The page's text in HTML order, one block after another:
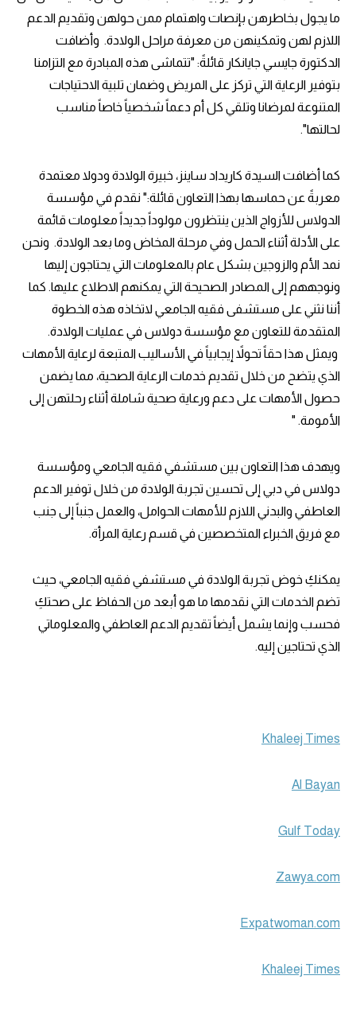
ما يجول بخاطرهن بإنصات واهتمام ممن حولهن وتقديم الدعم
اللازم لهن وتمكينهن من معرفة مراحل الولادة. وأضافت
الدكتورة جايسي جايانكار قائلةً: "تتماشى هذه المبادرة مع التزامنا
بتوفير الرعاية التي تركز على المريض وضمان تلبية الاحتياجات
المتنوعة لمرضانا وتلقي كل أم دعماً شخصياً خاصاً مناسب
لحالتها".
كما أضافت السيدة كاريداد ساينز، خبيرة الولادة ودولا معتمدة
معربةً عن حماسها بهذا التعاون قائلة:" نقدم في مؤسسة
الدولاس للأزواج الذين ينتظرون مولوداً جديداً معلومات قائمة
على الأدلة أثناء الحمل وفي مرحلة المخاض وما بعد الولادة. ونحن
نمد الأم والزوجين بشكل عام بالمعلومات التي يحتاجون إليها
ونوجههم إلى المصادر الصحيحة التي يمكنهم الاطلاع عليها. كما
أننا نثني على مستشفى فقيه الجامعي لاتخاذه هذه الخطوة
المتقدمة للتعاون مع مؤسسة دولاس في عمليات الولادة.
ويمثل هذا حقاً تحولاً إيجابياً في الأساليب المتبعة لرعاية الأمهات
الذي يتضح من خلال تقديم خدمات الرعاية الصحية، مما يضمن
حصول الأمهات على دعم ورعاية صحية شاملة أثناء رحلتهن إلى
الأمومة. "
ويهدف هذا التعاون بين مستشفي فقيه الجامعي ومؤسسة
دولاس في دبي إلى تحسين تجربة الولادة من خلال توفير الدعم
العاطفي والبدني اللازم للأمهات الحوامل، والعمل جنباً إلى جنب
مع فريق الخبراء المتخصصين في قسم رعاية المرأة.
يمكنكِ خوض تجربة الولادة في مستشفي فقيه الجامعي، حيث
تضم الخدمات التي نقدمها ما هو أبعد من الحفاظ على صحتكِ
فحسب وإنما يشمل أيضاً تقديم الدعم العاطفي والمعلوماتي
الذي تحتاجين إليه.
Khaleej Times
Al Bayan
Gulf Today
Zawya.com
Expatwoman.com
Khaleej Times